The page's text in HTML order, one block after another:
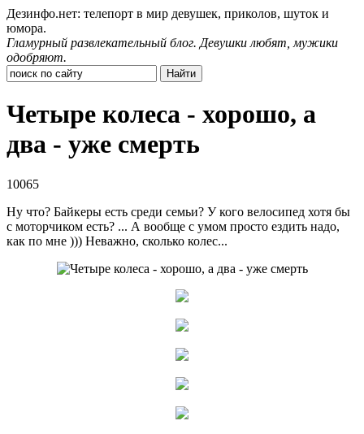
Дезинфо.нет: телепорт в мир девушек, приколов, шуток и
юмора.
Гламурный развлекательный блог. Девушки любят, мужики
одобряют.
Четыре колеса - хорошо, а
два - уже смерть
10065
Ну что? Байкеры есть среди семьи? У кого велосипед хотя бы
с моторчиком есть? ... А вообще с умом просто ездить надо,
как по мне ))) Неважно, сколько колес...